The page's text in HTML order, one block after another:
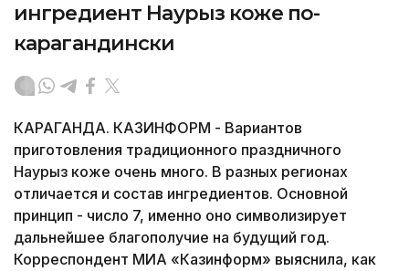
ингредиент Наурыз коже по-
карагандински
КАРАГАНДА. КАЗИНФОРМ - Вариантов
приготовления традиционного праздничного
Наурыз коже очень много. В разных регионах
отличается и состав ингредиентов. Основной
принцип - число 7, именно оно символизирует
дальнейшее благополучие на будущий год.
Корреспондент МИА «Казинформ» выяснила, как